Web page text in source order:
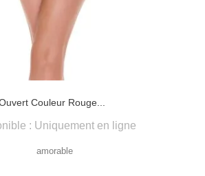
Couleur Rouge...
: Uniquement en ligne
amorable